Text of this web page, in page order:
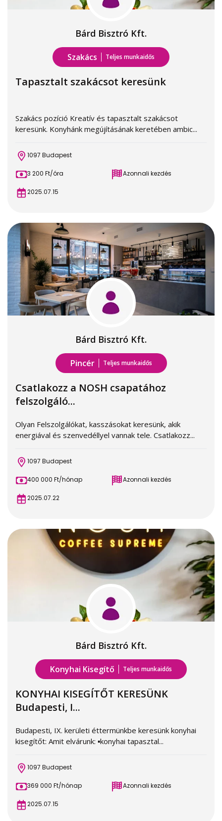
Bárd Bisztró Kft.
Szakács Teljes munkaidős
Tapasztalt szakácsot keresünk
Szakács pozíció Kreatív és tapasztalt szakácsot
keresünk. Konyhánk megújításának keretében ambic...
1097 Budapest
3 200 Ft/óra Azonnali kezdés
2025.07.15
Bárd Bisztró Kft.
Pincér Teljes munkaidős
Csatlakozz a NOSH csapatához
felszolgáló...
Olyan Felszolgálókat, kasszásokat keresünk, akik
energiával és szenvedéllyel vannak tele. Csatlakozz...
1097 Budapest
400 000 Ft/hónap Azonnali kezdés
2025.07.22
Bárd Bisztró Kft.
Konyhai Kisegítő Teljes munkaidős
KONYHAI KISEGÍTŐT KERESÜNK
Budapesti, I...
Budapesti, IX. kerületi éttermünkbe keresünk konyhai
kisegítőt: Amit elvárunk: ▪️konyhai tapasztal...
1097 Budapest
369 000 Ft/hónap Azonnali kezdés
2025.07.15